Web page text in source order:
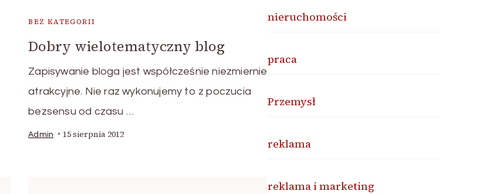
BEZ KATEGORII
Dobry wielotematyczny blog
Zapisywanie bloga jest współcześnie niezmiernie
atrakcyjne. Nie raz wykonujemy to z poczucia
bezsensu od czasu …
Admin 15 sierpnia 2012
nieruchomości
praca
Przemysł
reklama
reklama i marketing